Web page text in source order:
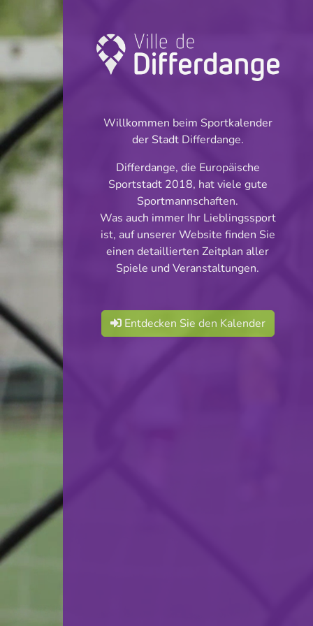
Turnier: Football
INFOS
16.09.2023
19:00
Stade du Woiwer
Teilen
Réserves Classe 3
Série 3
Willkommen beim Sportkalender
der Stadt Differdange.
Differdange, die Europäische
Sportstadt 2018, hat viele gute
Sportmannschaften.
Was auch immer Ihr Lieblingssport
ist, auf unserer Website finden Sie
einen detaillierten Zeitplan aller
Spiele und Veranstaltungen.
Entdecken Sie den Kalender